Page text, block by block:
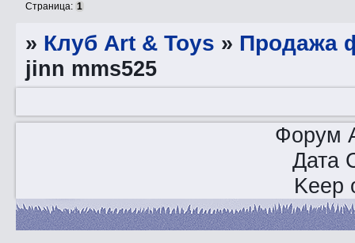
Страница: 1
» Клуб Art & Toys » Продажа
jinn mms525
Форум
Дата
Keep